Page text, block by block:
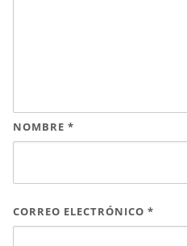
NOMBRE *
CORREO ELECTRÓNICO *